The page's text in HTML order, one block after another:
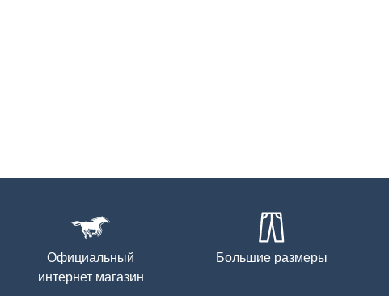
Официальный
интернет магазин
Большие размеры